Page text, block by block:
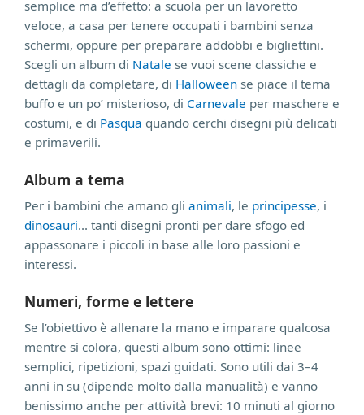
semplice ma d’effetto: a scuola per un lavoretto
veloce, a casa per tenere occupati i bambini senza
schermi, oppure per preparare addobbi e bigliettini.
Scegli un album di Natale se vuoi scene classiche e
dettagli da completare, di Halloween se piace il tema
buffo e un po’ misterioso, di Carnevale per maschere e
costumi, e di Pasqua quando cerchi disegni più delicati
e primaverili.
Album a tema
Per i bambini che amano gli animali, le principesse, i
dinosauri... tanti disegni pronti per dare sfogo ed
appassonare i piccoli in base alle loro passioni e
interessi.
Numeri, forme e lettere
Se l’obiettivo è allenare la mano e imparare qualcosa
mentre si colora, questi album sono ottimi: linee
semplici, ripetizioni, spazi guidati. Sono utili dai 3–4
anni in su (dipende molto dalla manualità) e vanno
benissimo anche per attività brevi: 10 minuti al giorno